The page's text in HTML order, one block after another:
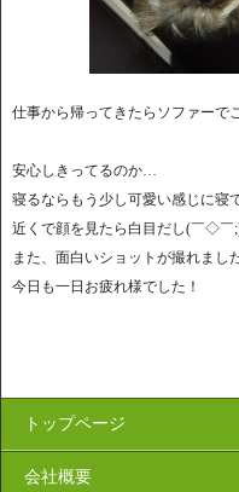
仕事から帰ってきたらソファーで
安心しきってるのか…
寝るならもう少し可愛い感じに寝
近くで顔を見たら白目だし(￣◇￣
また、面白いショットが撮れまし
今日も一日お疲れ様でした！
トップページ
会社概要